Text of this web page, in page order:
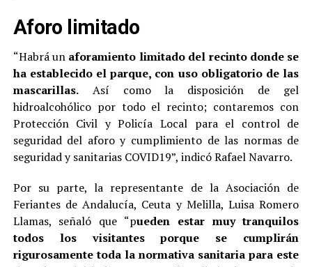
Aforo limitado
“Habrá un aforamiento limitado del recinto donde se
ha establecido el parque, con uso obligatorio de las
mascarillas.Así como la disposición de gel
hidroalcohólico por todo el recinto; contaremos con
Protección Civil y Policía Local para el control de
seguridad del aforo y cumplimiento de las normas de
seguridad y sanitarias COVID19”, indicó Rafael Navarro.
Por su parte, la representante de la Asociación de
Feriantes de Andalucía, Ceuta y Melilla, Luisa Romero
Llamas, señaló que “pueden estar muy tranquilos
todos los visitantes porque se cumplirán
rigurosamente toda la normativa sanitaria para este